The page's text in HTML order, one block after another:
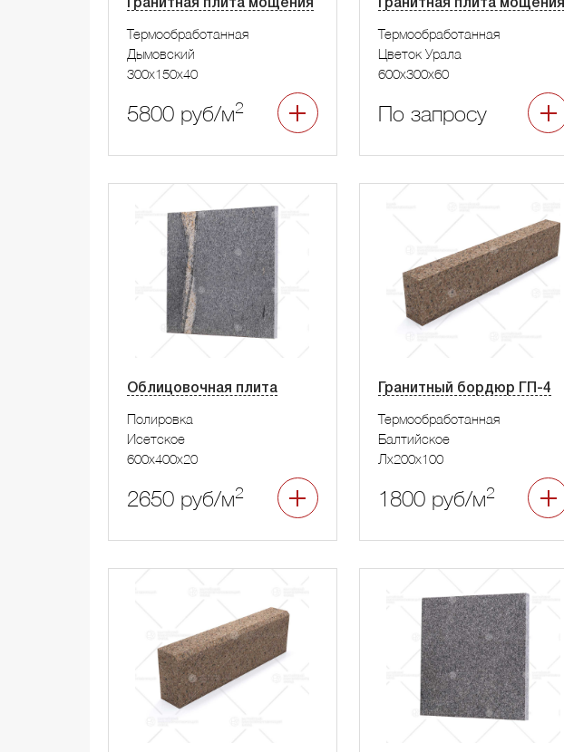
Гранитная плита мощения
Термообработанная
Дымовский
300x150x40
5800 руб/м2
Гранитная плита мощения
Термообработанная
Цветок Урала
600x300x60
По запросу
Облицовочная плита
Полировка
Исетское
600x400x20
2650 руб/м2
Гранитный бордюр ГП-4
Термообработанная
Балтийское
Лx200x100
1800 руб/м2